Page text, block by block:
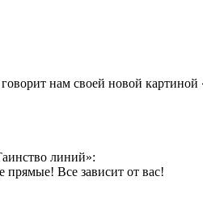
нам своей новой картиной
линий»: ⠀
прямые! Все зависит от вас!